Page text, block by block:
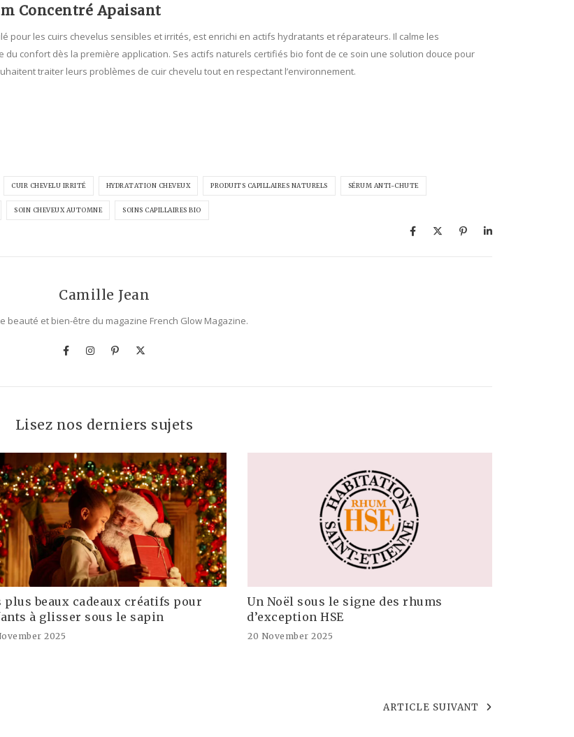
Concentré Apaisant
pour les cuirs chevelus sensibles et irrités, est enrichi en actifs hydratants et réparateurs. Il calme les
du confort dès la première application. Ses actifs naturels certifiés bio font de ce soin une solution douce pour
traiter leurs problèmes de cuir chevelu tout en respectant l’environnement.
CUIR CHEVELU IRRITÉ HYDRATATION CHEVEUX PRODUITS CAPILLAIRES NATURELS SÉRUM ANTI-CHUTE
SOIN CHEVEUX AUTOMNE SOINS CAPILLAIRES BIO
Camille Jean
beauté et bien-être du magazine French Glow Magazine.
Lisez nos derniers sujets
plus beaux cadeaux créatifs pour
à glisser sous le sapin
2025
Un Noël sous le signe des rhums
d’exception HSE
20 November 2025
ARTICLE SUIVANT